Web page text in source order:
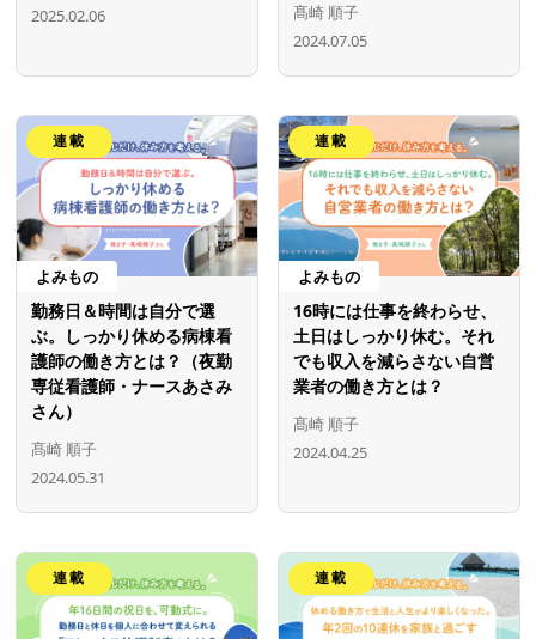
2025.02.06
髙崎 順子
2024.07.05
連載
よみもの
勤務日＆時間は自分で選
ぶ。しっかり休める病棟看
護師の働き方とは？（夜勤
専従看護師・ナースあさみ
さん）
髙崎 順子
2024.05.31
連載
よみもの
16時には仕事を終わらせ、
土日はしっかり休む。それ
でも収入を減らさない自営
業者の働き方とは？
髙崎 順子
2024.04.25
連載 連載